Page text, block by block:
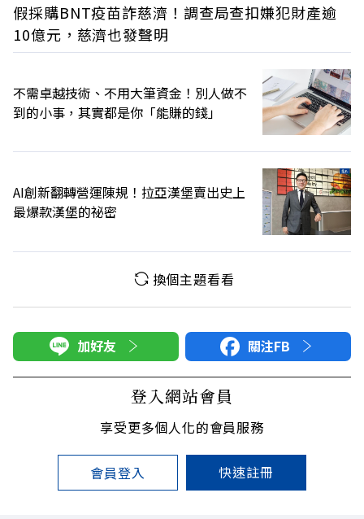
假採購BNT疫苗詐慈濟！調查局查扣嫌犯財產逾
10億元，慈濟也發聲明
不需卓越技術、不用大筆資金！別人做不
到的小事，其實都是你「能賺的錢」
AI創新翻轉營運陳規！拉亞漢堡賣出史上
最爆款漢堡的祕密
換個主題看看
加好友 關注FB
登入網站會員
享受更多個人化的會員服務
會員登入 快速註冊